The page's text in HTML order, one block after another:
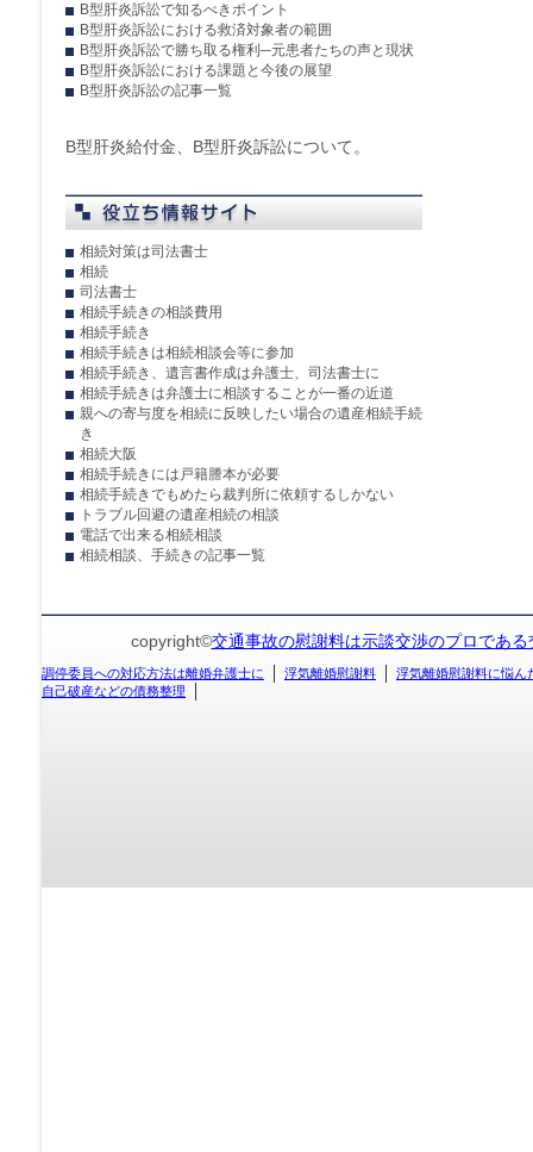
B型肝炎訴訟で知るべきポイント
B型肝炎訴訟における救済対象者の範囲
B型肝炎訴訟で勝ち取る権利─元患者たちの声と現状
B型肝炎訴訟における課題と今後の展望
B型肝炎訴訟の記事一覧
B型肝炎給付金、B型肝炎訴訟について。
相続対策は司法書士
相続
司法書士
相続手続きの相談費用
相続手続き
相続手続きは相続相談会等に参加
相続手続き、遺言書作成は弁護士、司法書士に
相続手続きは弁護士に相談することが一番の近道
親への寄与度を相続に反映したい場合の遺産相続手続
き
相続大阪
相続手続きには戸籍謄本が必要
相続手続きでもめたら裁判所に依頼するしかない
トラブル回避の遺産相続の相談
電話で出来る相続相談
相続相談、手続きの記事一覧
copyright©交通事故の慰謝料は示談交渉のプロであ
調停委員への対応方法は離婚弁護士に 浮気離婚慰謝料
浮気離婚慰謝料に悩ん
自己破産などの債務整理